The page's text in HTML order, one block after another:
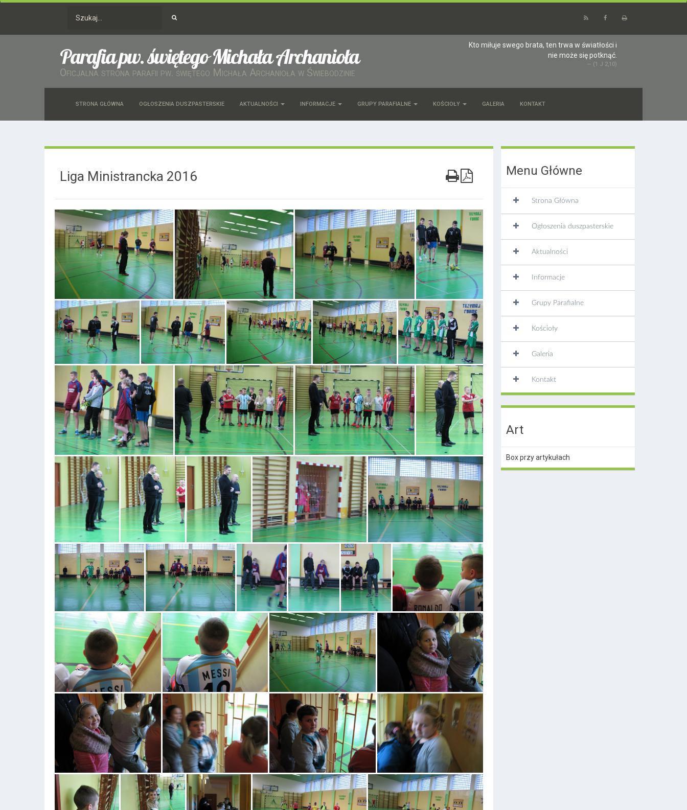
Parafia pw. świętego Michała Archanioła
Oficjalna strona parafii pw. świętego Michała Archanioła w Świebodzinie
Kto miłuje swego brata, ten trwa w światłości i
nie może się potknąć.
(1 J 2,10)
STRONA GŁÓWNA OGŁOSZENIA DUSZPASTERSKIE AKTUALNOŚCI INFORMACJE GRUPY PARAFIALNE KOŚCIOŁY GALERIA KONTAKT
Liga Ministrancka 2016 Menu Główne
Strona Główna
Ogłoszenia duszpasterskie
Aktualności
Informacje
Grupy Parafialne
Kościoły
Galeria
Kontakt
Art
Box przy artykułach